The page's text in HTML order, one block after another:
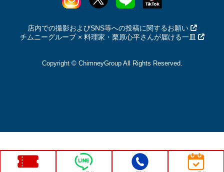
店内での撮影およびSNS等への投稿に関するお願い
チムニーグループ × 料理家・栗原心平さんが届ける一皿
Copyright © ChimneyGroup All Rights Reserved.